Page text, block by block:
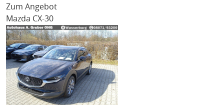
Zum Angebot
Mazda CX-30